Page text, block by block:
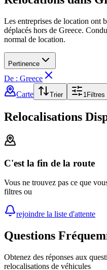
Les entreprises de location ont
déplacés hors de Greece.
normal de location.
Pertinence
De : Greece
Carte
Trier 1Filtres
Relocalisations
C'est la fin de la route
Vous ne trouvez pas ce que
filtres ou
rejoindre la liste d'attente
Questions
Obtenez des réponses aux
relocalisations de véhicules